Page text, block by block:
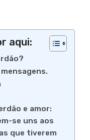
aqui:
e amor:
se uns aos
que tiverem